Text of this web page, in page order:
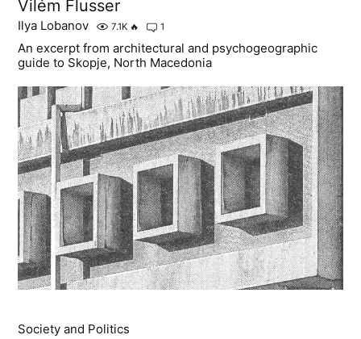
Vilém Flusser
Ilya Lobanov 7.1K 🔥 1
An excerpt from architectural and psychogeographic
guide to Skopje, North Macedonia
Society and Politics